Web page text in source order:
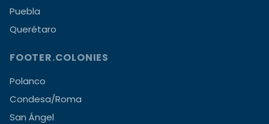
Puebla
Querétaro
FOOTER.COLONIES
Polanco
Condesa/Roma
San Ángel